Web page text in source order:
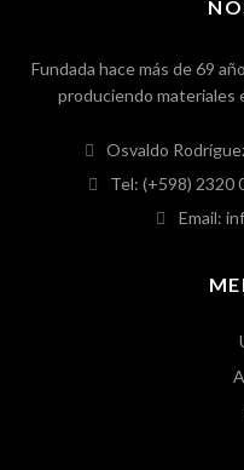
Fundada hace más de 69
produciendo materiales
Osvaldo
Tel: (+598) 2320
Email: